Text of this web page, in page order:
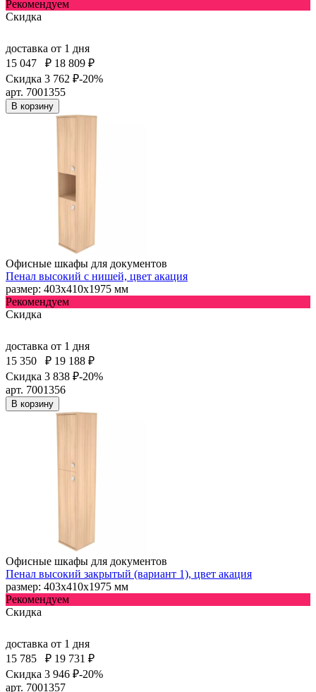
Рекомендуем
Скидка
доставка от 1 дня
15 047
₽ 18 809 ₽
Скидка 3 762 ₽-20%
арт. 7001355
В корзину
Офисные шкафы для документов
Пенал высокий с нишей, цвет акация
размер: 403х410х1975 мм
Рекомендуем
Скидка
доставка от 1 дня
15 350
₽ 19 188 ₽
Скидка 3 838 ₽-20%
арт. 7001356
В корзину
Офисные шкафы для документов
Пенал высокий закрытый (вариант 1), цвет акация
размер: 403х410х1975 мм
Рекомендуем
Скидка
доставка от 1 дня
15 785
₽ 19 731 ₽
Скидка 3 946 ₽-20%
арт. 7001357